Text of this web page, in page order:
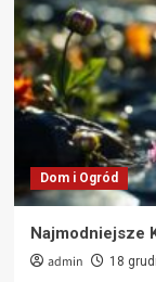
Dom i Ogród
Najmodniejsze
admin 18